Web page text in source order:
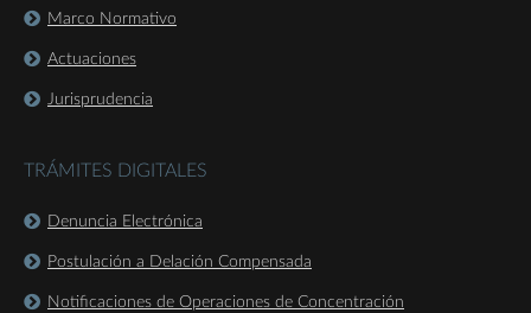
Marco Normativo
Actuaciones
Jurisprudencia
TRÁMITES DIGITALES
Denuncia Electrónica
Postulación a Delación Compensada
Notificaciones de Operaciones de Concentración